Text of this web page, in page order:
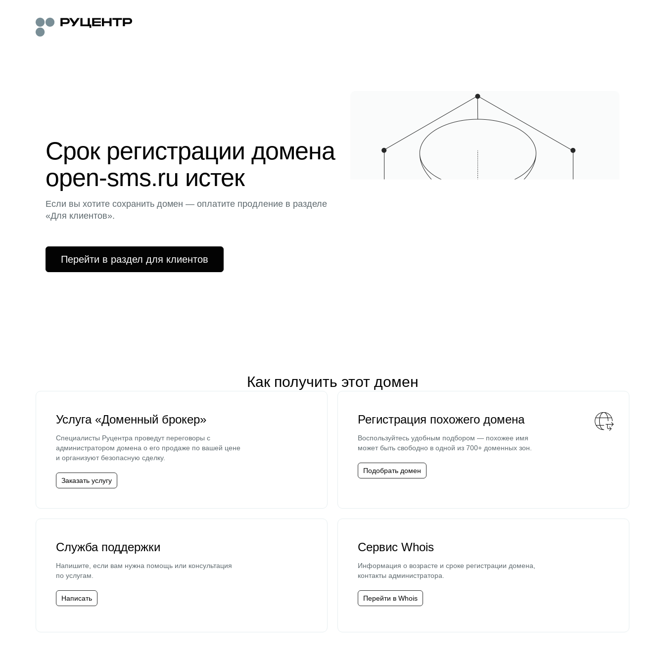
Срок регистрации домена
open-sms.ru истек
Если вы хотите сохранить домен — оплатите продление в разделе
«Для клиентов».
Перейти в раздел для клиентов
Как получить этот домен
Услуга «Доменный брокер»
Специалисты Руцентра проведут переговоры с
администратором домена о его продаже по вашей цене
и организуют безопасную сделку.
Заказать услугу
Регистрация похожего домена
Воспользуйтесь удобным подбором — похожее имя
может быть свободно в одной из 700+ доменных зон.
Подобрать домен
Служба поддержки
Напишите, если вам нужна помощь или консультация
по услугам.
Написать
Сервис Whois
Информация о возрасте и сроке регистрации домена,
контакты администратора.
Перейти в Whois